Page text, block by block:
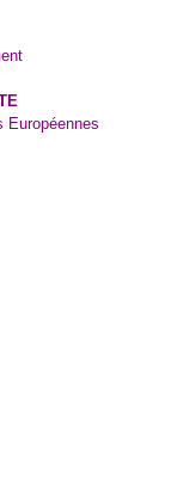
Européennes